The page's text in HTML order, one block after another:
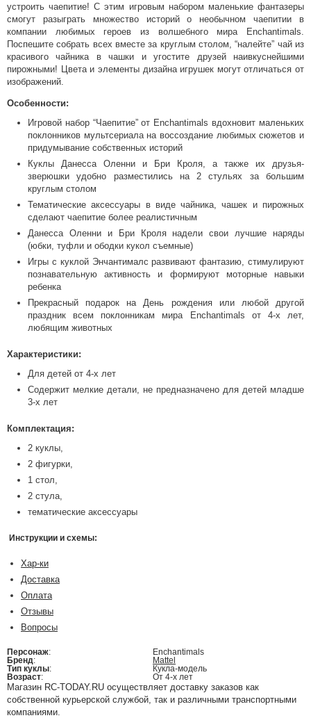
устроить чаепитие! С этим игровым набором маленькие фантазеры
смогут разыграть множество историй о необычном чаепитии в
компании любимых героев из волшебного мира Enchantimals.
Поспешите собрать всех вместе за круглым столом, “налейте” чай из
красивого чайника в чашки и угостите друзей наивкуснейшими
пирожными! Цвета и элементы дизайна игрушек могут отличаться от
изображений.
Особенности:
Игровой набор “Чаепитие” от Enchantimals вдохновит маленьких
поклонников мультсериала на воссоздание любимых сюжетов и
придумывание собственных историй
Куклы Данесса Оленни и Бри Кроля, а также их друзья-
зверюшки удобно разместились на 2 стульях за большим
круглым столом
Тематические аксессуары в виде чайника, чашек и пирожных
сделают чаепитие более реалистичным
Данесса Оленни и Бри Кроля надели свои лучшие наряды
(юбки, туфли и ободки кукол съемные)
Игры с куклой Энчантималс развивают фантазию, стимулируют
познавательную активность и формируют моторные навыки
ребенка
Прекрасный подарок на День рождения или любой другой
праздник всем поклонникам мира Enchantimals от 4-х лет,
любящим животных
Характеристики:
Для детей от 4-х лет
Содержит мелкие детали, не предназначено для детей младше
3-х лет
Комплектация:
2 куклы,
2 фигурки,
1 стол,
2 стула,
тематические аксессуары
Инструкции и схемы:
Хар-ки
Доставка
Оплата
Отзывы
Вопросы
Персонаж:
Enchantimals
Бренд:
Mattel
Тип куклы:
Кукла-модель
Возраст: От 4-х лет
Магазин RC-TODAY.RU осуществляет доставку заказов как
собственной курьерской службой, так и различными транспортными
компаниями.